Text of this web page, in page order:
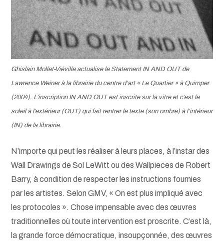
Ghislain Mollet-Viéville actualise le Statement IN AND OUT de
Lawrence Weiner à la librairie du centre d’art « Le Quartier » à Quimper
(2004). L’inscription IN AND OUT est inscrite sur la vitre et c’est le
soleil à l’extérieur (OUT) qui fait rentrer le texte (son ombre) à l’intérieur
(IN) de la librairie.
N’importe qui peut les réaliser à leurs places, à l’instar des
Wall Drawings de Sol LeWitt ou des Wallpieces de Robert
Barry, à condition de respecter les instructions fournies
par les artistes. Selon GMV, « On est plus impliqué avec
les protocoles ». Chose impensable avec des œuvres
traditionnelles où toute intervention est proscrite. C’est là,
la grande force démocratique, insoupçonnée, des œuvres